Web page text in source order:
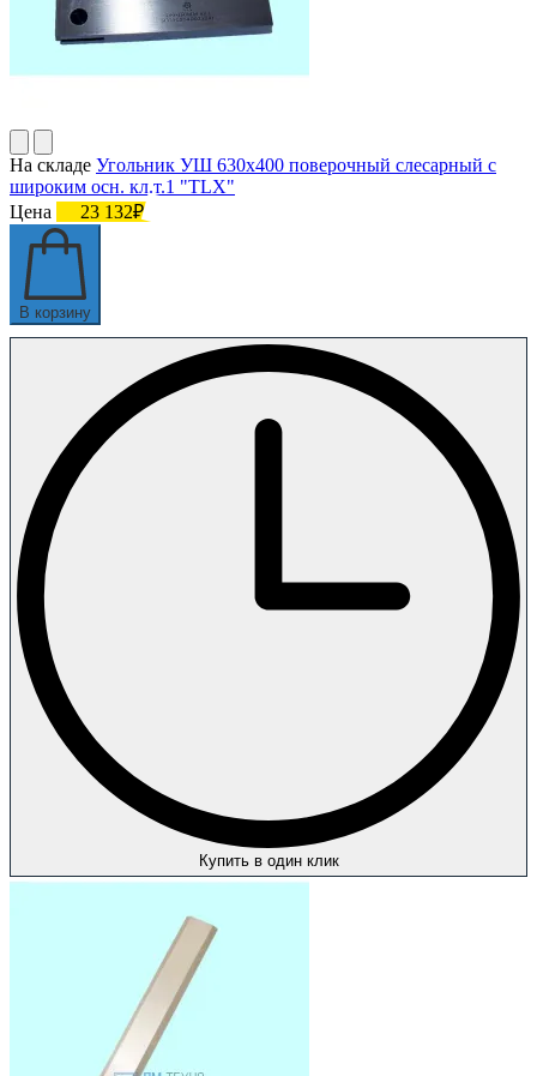
На складе Угольник УШ 630х400 поверочный слесарный с
широким осн. кл.т.1 "TLX"
Цена
23 132₽
В корзину
Купить в один клик